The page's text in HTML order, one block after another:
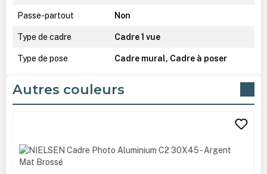
Passe-partout Non
Type de cadre Cadre 1 vue
Type de pose Cadre mural, Cadre à poser
Autres couleurs